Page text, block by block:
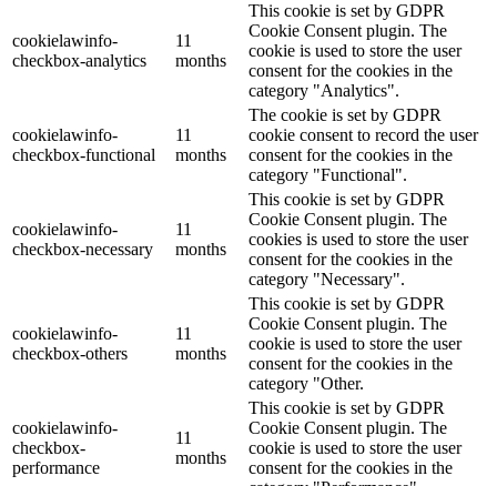
cookielawinfo-
checkbox-analytics
11
months
This cookie is set by GDPR
Cookie Consent plugin. The
cookie is used to store the user
consent for the cookies in the
category "Analytics".
cookielawinfo-
checkbox-functional
11
months
The cookie is set by GDPR
cookie consent to record the user
consent for the cookies in the
category "Functional".
cookielawinfo-
checkbox-necessary
11
months
This cookie is set by GDPR
Cookie Consent plugin. The
cookies is used to store the user
consent for the cookies in the
category "Necessary".
cookielawinfo-
checkbox-others
11
months
This cookie is set by GDPR
Cookie Consent plugin. The
cookie is used to store the user
consent for the cookies in the
category "Other.
cookielawinfo-
checkbox-
performance
11
months
This cookie is set by GDPR
Cookie Consent plugin. The
cookie is used to store the user
consent for the cookies in the